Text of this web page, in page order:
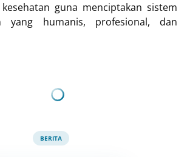
guna menciptakan sistem
yang humanis, profesional, dan
BERITA